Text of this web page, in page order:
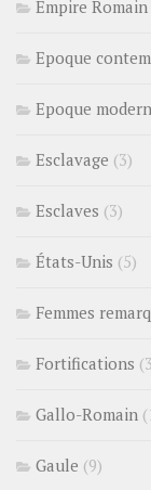
Empire Romain
Epoque
Epoque
Esclavage (3)
Esclaves (3)
États-Unis (5)
Femmes
Fortifications
Gallo-Romain
Gaule (9)